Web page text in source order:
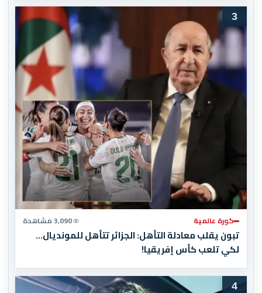
3
كورة عالمية 3,090 مشاهدة
تبون يقلب معادلة التأهل: الجزائر تتأهل للمونديال…
لكي تلعب كأس إفريقيا!
4